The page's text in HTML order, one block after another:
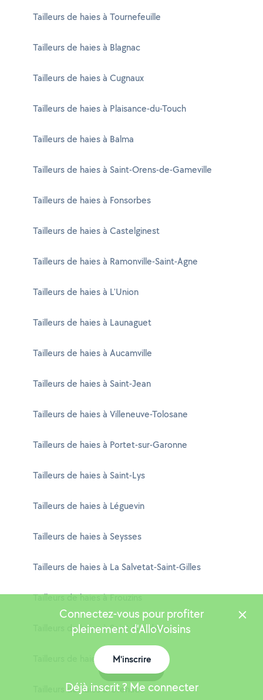
Tailleurs de haies à Tournefeuille
Tailleurs de haies à Blagnac
Tailleurs de haies à Cugnaux
Tailleurs de haies à Plaisance-du-Touch
Tailleurs de haies à Balma
Tailleurs de haies à Saint-Orens-de-Gameville
Tailleurs de haies à Fonsorbes
Tailleurs de haies à Castelginest
Tailleurs de haies à Ramonville-Saint-Agne
Tailleurs de haies à L'Union
Tailleurs de haies à Launaguet
Tailleurs de haies à Aucamville
Tailleurs de haies à Saint-Jean
Tailleurs de haies à Villeneuve-Tolosane
Tailleurs de haies à Portet-sur-Garonne
Tailleurs de haies à Saint-Lys
Tailleurs de haies à Léguevin
Tailleurs de haies à Seysses
Tailleurs de haies à La Salvetat-Saint-Gilles
Tailleurs de haies à Frouzins
Tailleurs de haies à Saint-Gaudens
Tailleurs de haies à Auterive
Tailleurs de haies à Grenade
Connectez-vous pour profiter
pleinement d'AlloVoisins
M'inscrire
Déjà inscrit ? Me connecter